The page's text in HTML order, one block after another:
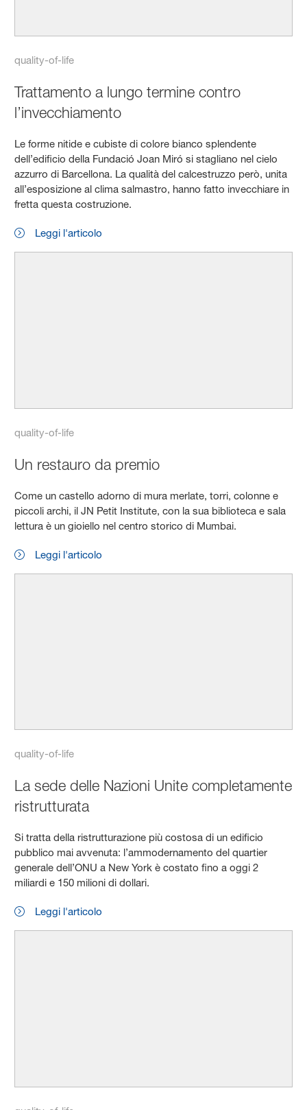
quality-of-life
Trattamento a lungo termine contro
l’invecchiamento
Le forme nitide e cubiste di colore bianco splendente
dell’edificio della Fundació Joan Miró si stagliano nel cielo
azzurro di Barcellona. La qualità del calcestruzzo però, unita
all’esposizione al clima salmastro, hanno fatto invecchiare in
fretta questa costruzione.
Leggi l'articolo
quality-of-life
Un restauro da premio
Come un castello adorno di mura merlate, torri, colonne e
piccoli archi, il JN Petit Institute, con la sua biblioteca e sala
lettura è un gioiello nel centro storico di Mumbai.
Leggi l'articolo
quality-of-life
La sede delle Nazioni Unite completamente
ristrutturata
Si tratta della ristrutturazione più costosa di un edificio
pubblico mai avvenuta: l’ammodernamento del quartier
generale dell’ONU a New York è costato fino a oggi 2
miliardi e 150 milioni di dollari.
Leggi l'articolo